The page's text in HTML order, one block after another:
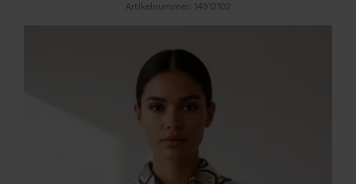
Artikelnummer: 14912102